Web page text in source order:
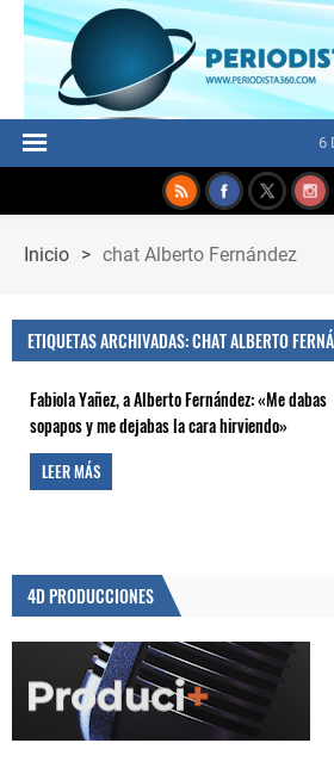
6
Inicio > chat Alberto Fernández
ETIQUETAS ARCHIVADAS: CHAT ALBERTO
Fabiola Yañez, a Alberto Fernández: «Me dabas
sopapos y me dejabas la cara hirviendo»
LEER MÁS
4D PRODUCCIONES